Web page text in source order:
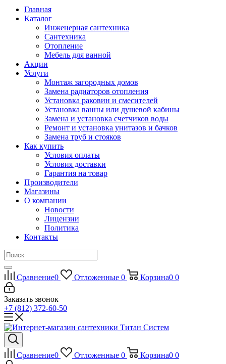
Главная
Каталог
Инженерная сантехника
Сантехника
Отопление
Мебель для ванной
Акции
Услуги
Монтаж загородных домов
Замена радиаторов отопления
Установка раковин и смесителей
Установка ванны или душевой кабины
Замена и установка счетчиков воды
Ремонт и установка унитазов и бачков
Замена труб и стояков
Как купить
Условия оплаты
Условия доставки
Гарантия на товар
Производители
Магазины
О компании
Новости
Лицензии
Политика
Контакты
Сравнение0 Отложенные 0 Корзина0 0
Заказать звонок
+7 (812) 372-60-50
Сравнение0 Отложенные 0 Корзина0 0